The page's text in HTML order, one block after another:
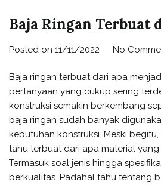
Baja Ringan Terbuat
Posted on 11/11/2022 No
Baja ringan terbuat dari apa
pertanyaan yang cukup sering
konstruksi semakin berkembang
baja ringan sudah banyak
kebutuhan konstruksi. Meski
tahu terbuat dari apa material
Termasuk soal jenis hingga
berkualitas. Padahal tahu tentang